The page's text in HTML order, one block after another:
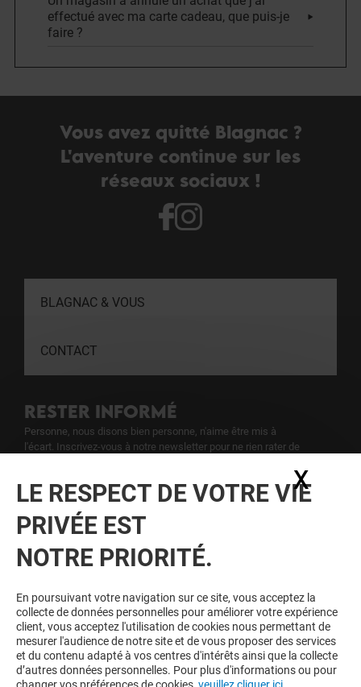
effectué avec ma carte cadeau, que puis-je
faire ?
Vous avez quitté Blagnac ?
L'aventure continue sur les
réseaux sociaux !
BLAGNAC & VOUS
CONTACT
RESTER INFORMÉ
Personne, nous disons bien personne, n'aime être mis à
l'écart. Inscrivez-vous à notre newsletter pour ne rien rater de
Voir notre politique de protection des
données personelles.
FIDELE
Devenez membre de Blagnac & Moi pour bénéficier
d'avantages, d'offres et de services exclusifs dans
votre Centre Commercial Blagnac et chez nos
partenaires.
LE RESPECT DE VOTRE VIE
PRIVÉE EST
NOTRE PRIORITÉ.
En poursuivant votre navigation sur ce site, vous acceptez la
collecte de données personnelles pour améliorer votre expérience
client, vous acceptez l'utilisation de cookies nous permettant de
mesurer l'audience de notre site et de vous proposer des services
et du contenu adapté à vos centres d'intérêts ainsi que la collecte
d’autres données personnelles. Pour plus d'informations ou pour
X